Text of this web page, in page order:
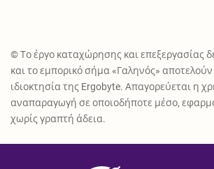
© Το έργο καταχώρησης και επεξεργασίας
και το εμπορικό σήμα «Γαληνός»
ιδιοκτησία της Ergobyte. Απαγορεύεται η
αναπαραγωγή σε οποιοδήποτε μέσο,
χωρίς γραπτή άδεια.